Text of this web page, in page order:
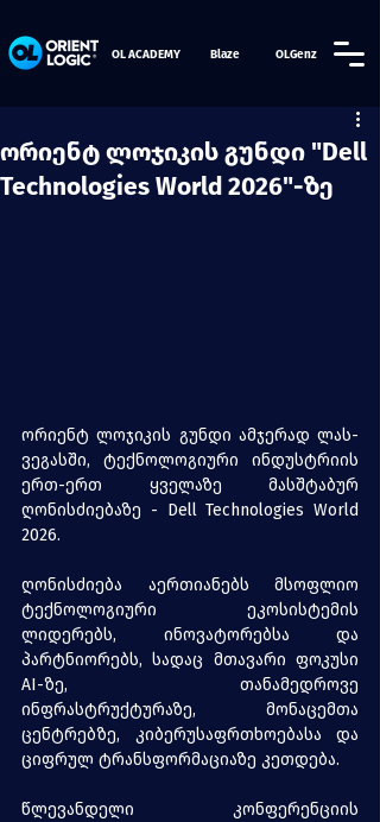
OL ACADEMY Blaze OLGenz
ორიენტ ლოჯიკის გუნდი "Dell
Technologies World 2026"-ზე
ორიენტ ლოჯიკის გუნდი ამჯერად ლას-
ვეგასში, ტექნოლოგიური ინდუსტრიის
ერთ-ერთ ყველაზე მასშტაბურ
ღონისძიებაზე - Dell Technologies World
2026.
ღონისძიება აერთიანებს მსოფლიო
ტექნოლოგიური ეკოსისტემის
ლიდერებს, ინოვატორებსა და
პარტნიორებს, სადაც მთავარი ფოკუსი
AI-ზე, თანამედროვე
ინფრასტრუქტურაზე, მონაცემთა
ცენტრებზე, კიბერუსაფრთხოებასა და
ციფრულ ტრანსფორმაციაზე კეთდება.
წლევანდელი კონფერენციის